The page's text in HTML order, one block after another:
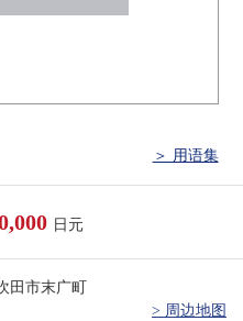
＞ 用语集
日元
田市末广町
> 周边地图